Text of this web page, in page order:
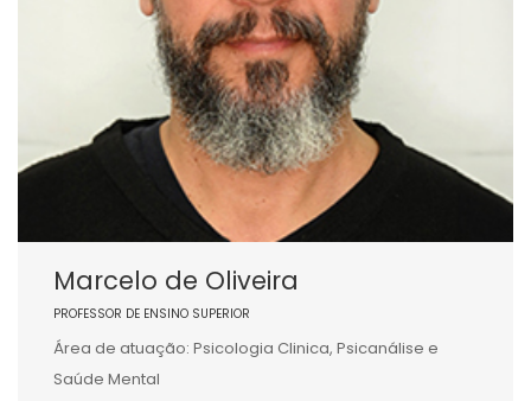
Marcelo de Oliveira
PROFESSOR DE ENSINO SUPERIOR
Área de atuação: Psicologia Clinica, Psicanálise e
Saúde Mental